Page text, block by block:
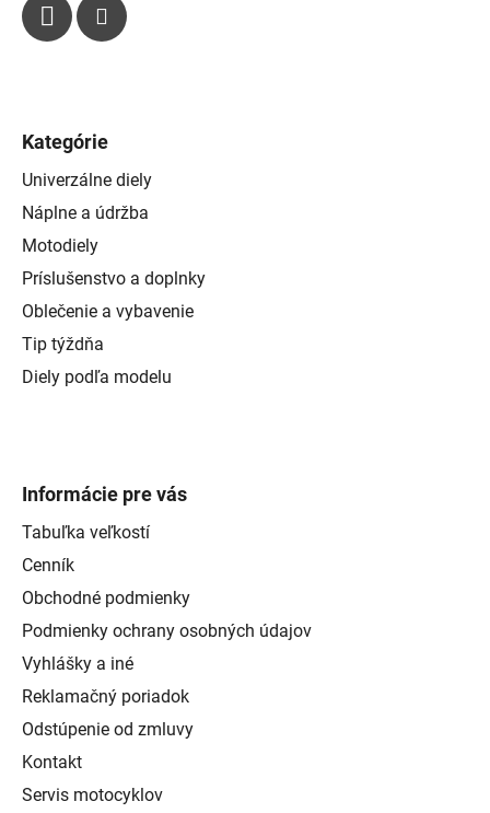
Kategórie
Univerzálne diely
Náplne a údržba
Motodiely
Príslušenstvo a doplnky
Oblečenie a vybavenie
Tip týždňa
Diely podľa modelu
Informácie pre vás
Tabuľka veľkostí
Cenník
Obchodné podmienky
Podmienky ochrany osobných údajov
Vyhlášky a iné
Reklamačný poriadok
Odstúpenie od zmluvy
Kontakt
Servis motocyklov